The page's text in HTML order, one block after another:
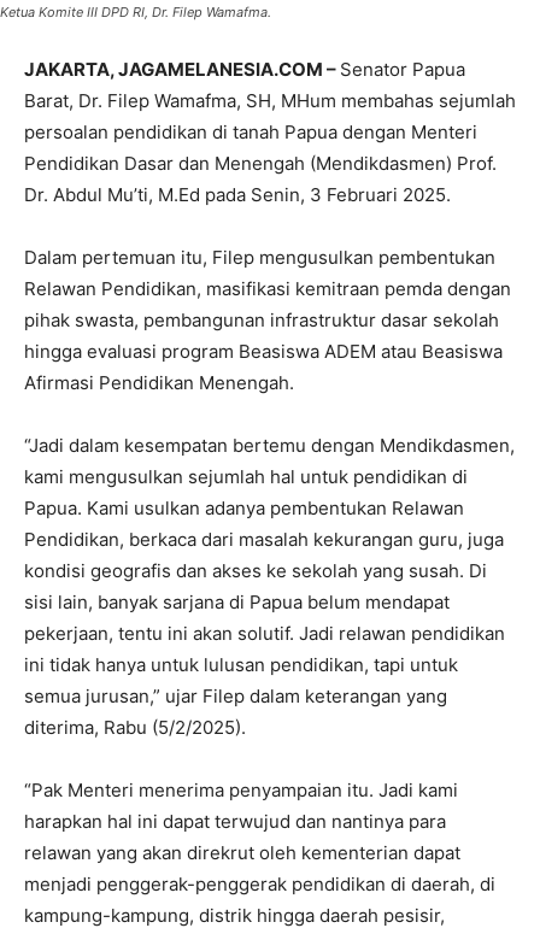
Ketua Komite III DPD RI, Dr. Filep Wamafma.
JAKARTA, JAGAMELANESIA.COM – Senator Papua
Barat, Dr. Filep Wamafma, SH, MHum membahas sejumlah
persoalan pendidikan di tanah Papua dengan Menteri
Pendidikan Dasar dan Menengah (Mendikdasmen) Prof.
Dr. Abdul Mu’ti, M.Ed pada Senin, 3 Februari 2025.
Dalam pertemuan itu, Filep mengusulkan pembentukan
Relawan Pendidikan, masifikasi kemitraan pemda dengan
pihak swasta, pembangunan infrastruktur dasar sekolah
hingga evaluasi program Beasiswa ADEM atau Beasiswa
Afirmasi Pendidikan Menengah.
“Jadi dalam kesempatan bertemu dengan Mendikdasmen,
kami mengusulkan sejumlah hal untuk pendidikan di
Papua. Kami usulkan adanya pembentukan Relawan
Pendidikan, berkaca dari masalah kekurangan guru, juga
kondisi geografis dan akses ke sekolah yang susah. Di
sisi lain, banyak sarjana di Papua belum mendapat
pekerjaan, tentu ini akan solutif. Jadi relawan pendidikan
ini tidak hanya untuk lulusan pendidikan, tapi untuk
semua jurusan,” ujar Filep dalam keterangan yang
diterima, Rabu (5/2/2025).
“Pak Menteri menerima penyampaian itu. Jadi kami
harapkan hal ini dapat terwujud dan nantinya para
relawan yang akan direkrut oleh kementerian dapat
menjadi penggerak-penggerak pendidikan di daerah, di
kampung-kampung, distrik hingga daerah pesisir,